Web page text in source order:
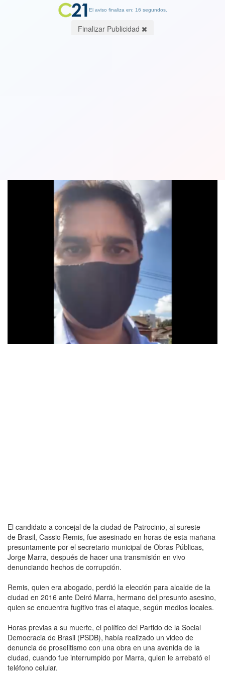
El candidato a concejal de la ciudad de Patrocinio, al sureste
de Brasil, Cassio Remis, fue asesinado en horas de esta mañana
presuntamente por el secretario municipal de Obras Públicas,
Jorge Marra, después de hacer una transmisión en vivo
denunciando hechos de corrupción.
Remis, quien era abogado, perdió la elección para alcalde de la
ciudad en 2016 ante Deiró Marra, hermano del presunto asesino,
quien se encuentra fugitivo tras el ataque, según medios locales.
Horas previas a su muerte, el político del Partido de la Social
Democracia de Brasil (PSDB), había realizado un video de
denuncia de proselitismo con una obra en una avenida de la
ciudad, cuando fue interrumpido por Marra, quien le arrebató el
teléfono celular.
El aviso finaliza en: 16 segundos.
Finalizar Publicidad